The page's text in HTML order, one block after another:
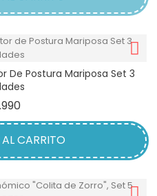
De Postura Mariposa Set 3
Precio
CARRITO